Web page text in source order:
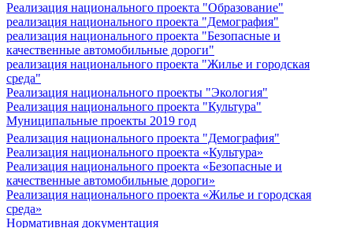
Реализация национального проекта "Образование"
реализация национального проекта "Демография"
реализация национального проекта "Безопасные и
качественные автомобильные дороги"
реализация национального проекта "Жилье и городская
среда"
Реализация национального проекты "Экология"
Реализация национального проекта "Культура"
Муниципальные проекты 2019 год
Реализация национального проекта "Демография"
Реализация национального проекта «Культура»
Реализация национального проекта «Безопасные и
качественные автомобильные дороги»
Реализация национального проекта «Жилье и городская
среда»
Нормативная документация